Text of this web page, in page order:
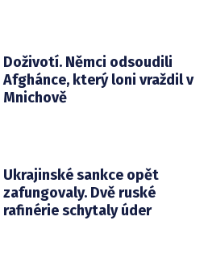
Doživotí. Němci odsoudili
Afghánce, který loni vraždil v
Mnichově
Ukrajinské sankce opět
zafungovaly. Dvě ruské
rafinérie schytaly úder